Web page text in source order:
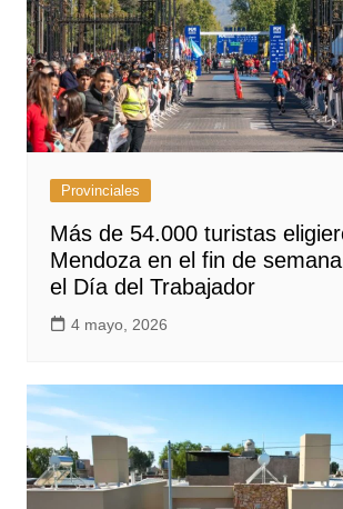
Provinciales
Más de 54.000 turistas
Mendoza en el fin de
el Día del Trabajador
4 mayo, 2026